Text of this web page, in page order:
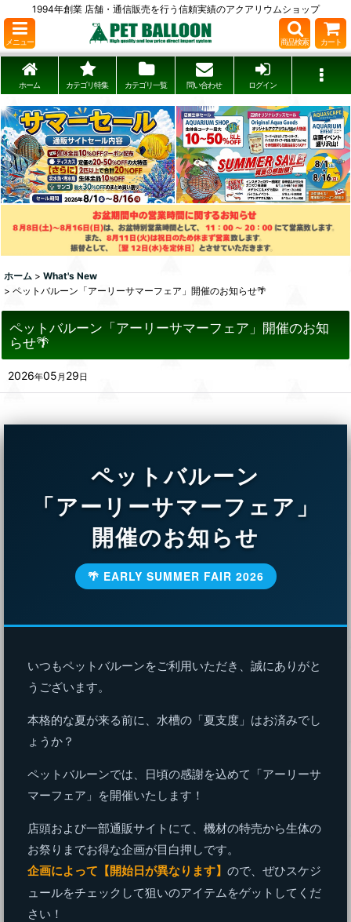
1994年創業 店舗・通信販売を行う信頼実績のアクアリウムショップ
メニュー 商品検索 カート
ホーム カテゴリ特集 カテゴリ一覧 問い合わせ ログイン
ホーム > What's New
> ペットバルーン「アーリーサマーフェア」開催のお知らせ🌴
ペットバルーン「アーリーサマーフェア」開催のお知
らせ🌴
2026年05 月 29日
ペットバルーン
「アーリーサマーフェア」
開催のお知らせ
🌴 EARLY SUMMER FAIR 2026
いつもペットバルーンをご利用いただき、誠にありがと
うございます。
本格的な夏が来る前に、水槽の「夏支度」はお済みでし
ょうか？
ペットバルーンでは、日頃の感謝を込めて「アーリーサ
マーフェア」を開催いたします！
店頭および一部通販サイトにて、機材の特売から生体の
お祭りまでお得な企画が目白押しです。
企画によって【開始日が異なります】 ので、ぜひスケジ
ュールをチェックして狙いのアイテムをゲットしてくだ
さい！